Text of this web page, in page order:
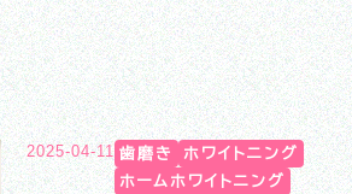
2025-04-11 歯磨き
ホワイトニング
ホームホワイトニング